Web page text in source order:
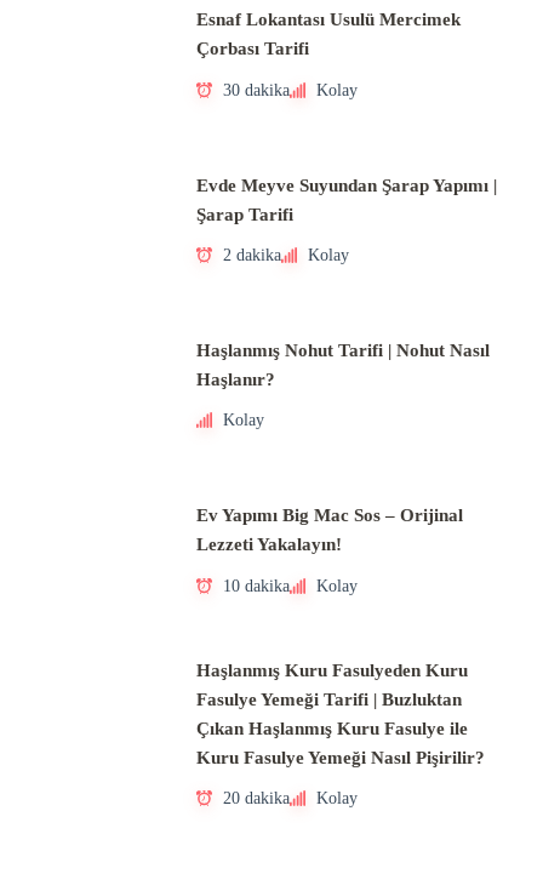
Esnaf Lokantası Usulü Mercimek
Çorbası Tarifi
30 dakika Kolay
Evde Meyve Suyundan Şarap Yapımı |
Şarap Tarifi
2 dakika Kolay
Haşlanmış Nohut Tarifi | Nohut Nasıl
Haşlanır?
Kolay
Ev Yapımı Big Mac Sos – Orijinal
Lezzeti Yakalayın!
10 dakika Kolay
Haşlanmış Kuru Fasulyeden Kuru
Fasulye Yemeği Tarifi | Buzluktan
Çıkan Haşlanmış Kuru Fasulye ile
Kuru Fasulye Yemeği Nasıl Pişirilir?
20 dakika Kolay